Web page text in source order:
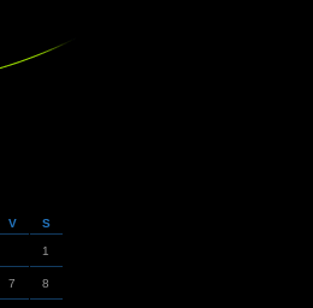
V S
1
7 8